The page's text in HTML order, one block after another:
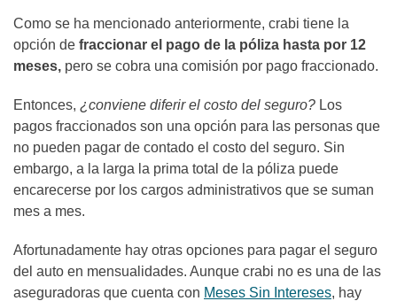
Como se ha mencionado anteriormente, crabi tiene la
opción de fraccionar el pago de la póliza hasta por 12
meses, pero se cobra una comisión por pago fraccionado.
Entonces, ¿conviene diferir el costo del seguro? Los
pagos fraccionados son una opción para las personas que
no pueden pagar de contado el costo del seguro. Sin
embargo, a la larga la prima total de la póliza puede
encarecerse por los cargos administrativos que se suman
mes a mes.
Afortunadamente hay otras opciones para pagar el seguro
del auto en mensualidades. Aunque crabi no es una de las
aseguradoras que cuenta con Meses Sin Intereses, hay